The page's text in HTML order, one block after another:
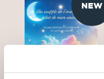
NEW